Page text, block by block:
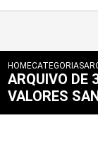
HOMECATEGORIAS
ARQUIVO DE
VALORES